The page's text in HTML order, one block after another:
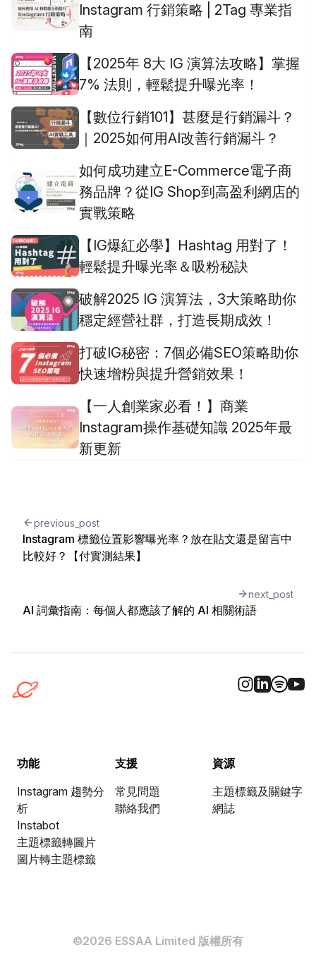
Instagram 行銷策略 | 2Tag 專業指
南
【2025年 8大 IG 演算法攻略】掌握
7% 法則，輕鬆提升曝光率！
【數位行銷101】甚麼是行銷漏斗？
｜2025如何用AI改善行銷漏斗？
如何成功建立E-Commerce電子商
務品牌？從IG Shop到高盈利網店的
實戰策略
【IG爆紅必學】Hashtag 用對了！
輕鬆提升曝光率＆吸粉秘訣
破解2025 IG 演算法，3大策略助你
穩定經營社群，打造長期成效！
打破IG秘密：7個必備SEO策略助你
快速增粉與提升營銷效果！
【一人創業家必看！】商業
Instagram操作基礎知識 2025年最
新更新
previous_post
Instagram 標籤位置影響曝光率？放在貼文還是留言中
比較好？【付實測結果】
next_post
AI 詞彙指南：每個人都應該了解的 AI 相關術語
功能
Instagram 趨勢分
析
Instabot
主題標籤轉圖片
圖片轉主題標籤
支援
常見問題
聯絡我們
資源
主題標籤及關鍵字
網誌
©2026 ESSAA Limited 版權所有